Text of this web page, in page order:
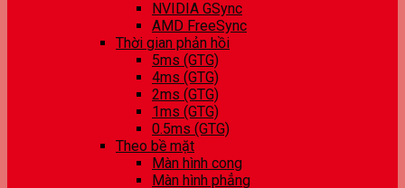
NVIDIA GSync
AMD FreeSync
Thời gian phản hồi
5ms (GTG)
4ms (GTG)
2ms (GTG)
1ms (GTG)
0.5ms (GTG)
Theo bề mặt
Màn hình cong
Màn hình phẳng